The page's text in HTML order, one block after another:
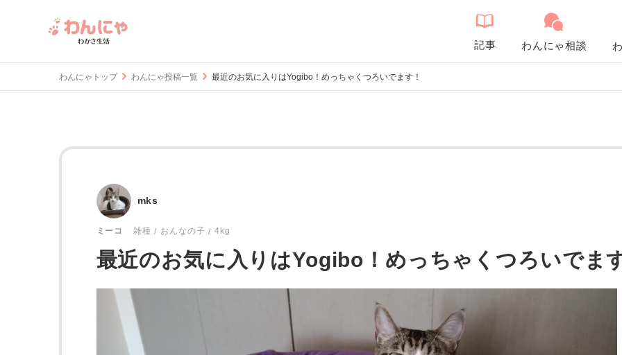
記事 わんにゃ相談
わんにゃトップ わんにゃ投稿一覧 最近のお気に入りはYogibo！めっちゃくつろいでます！
mks
ミーコ 雑種 おんなの子 4kg
最近のお気に入りはYogibo！めっちゃくつろいでま